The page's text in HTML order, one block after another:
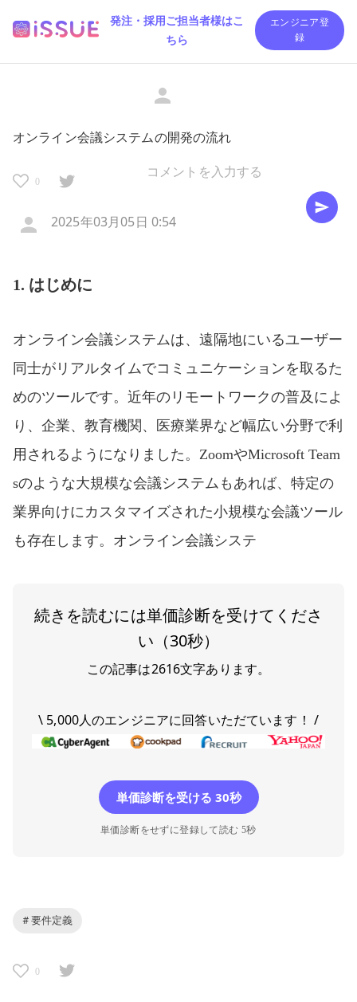
発注・採用ご担当者様はこ
ちら
エンジニア登
録
オンライン会議システムの開発の流れ
0
2025年03月05日 0:54
1. はじめに
オンライン会議システムは、遠隔地にいるユーザー
同士がリアルタイムでコミュニケーションを取るた
めのツールです。近年のリモートワークの普及によ
り、企業、教育機関、医療業界など幅広い分野で利
用されるようになりました。ZoomやMicrosoft Team
sのような大規模な会議システムもあれば、特定の
業界向けにカスタマイズされた小規模な会議ツール
も存在します。オンライン会議システ
続きを読むには単価診断を受けてくださ
い（30秒）
この記事は2616文字あります。
\ 5,000人のエンジニアに回答いただています！ /
単価診断を受ける 30秒
単価診断をせずに登録して読む 5秒
# 要件定義
0